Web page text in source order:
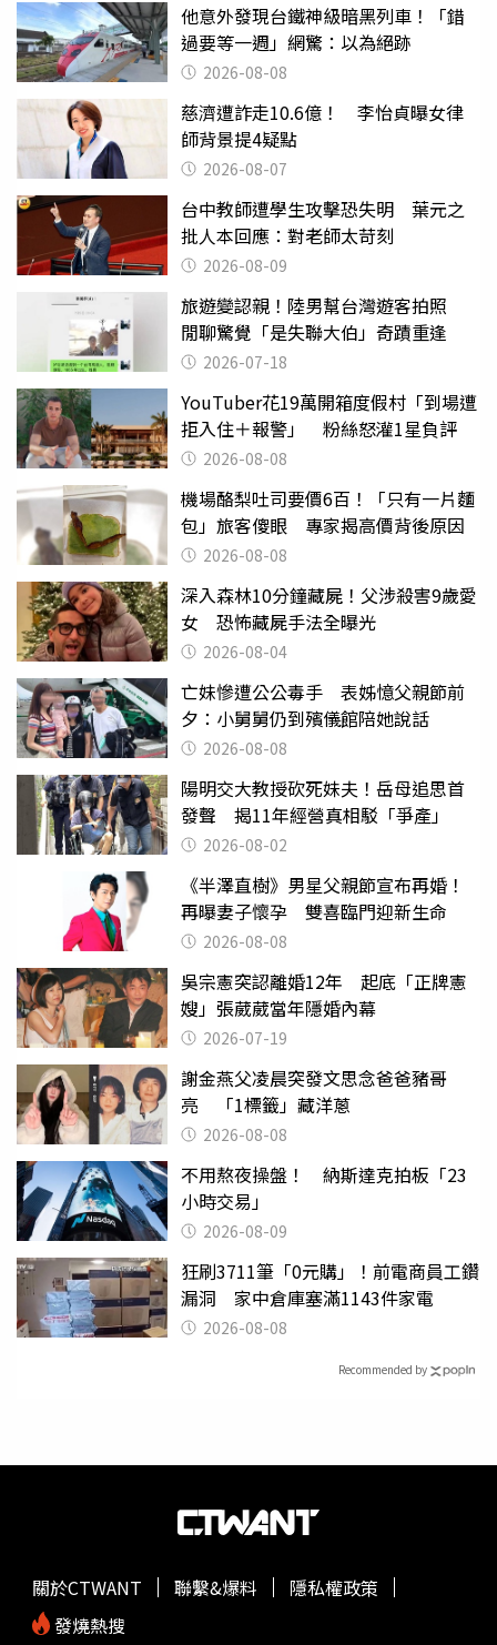
他意外發現台鐵神級暗黑列車！「錯
過要等一週」網驚：以為絕跡
2026-08-08
慈濟遭詐走10.6億！ 李怡貞曝女律
師背景提4疑點
2026-08-07
台中教師遭學生攻擊恐失明 葉元之
批人本回應：對老師太苛刻
2026-08-09
旅遊變認親！陸男幫台灣遊客拍照
閒聊驚覺「是失聯大伯」奇蹟重逢
2026-07-18
YouTuber花19萬開箱度假村「到場遭
拒入住＋報警」 粉絲怒灌1星負評
2026-08-08
機場酪梨吐司要價6百！「只有一片麵
包」旅客傻眼 專家揭高價背後原因
2026-08-08
深入森林10分鐘藏屍！父涉殺害9歲愛
女 恐怖藏屍手法全曝光
2026-08-04
亡妹慘遭公公毒手 表姊憶父親節前
夕：小舅舅仍到殯儀館陪她說話
2026-08-08
陽明交大教授砍死妹夫！岳母追思首
發聲 揭11年經營真相駁「爭產」
2026-08-02
《半澤直樹》男星父親節宣布再婚！
再曝妻子懷孕 雙喜臨門迎新生命
2026-08-08
吳宗憲突認離婚12年 起底「正牌憲
嫂」張葳葳當年隱婚內幕
2026-07-19
謝金燕父凌晨突發文思念爸爸豬哥
亮 「1標籤」藏洋蔥
2026-08-08
不用熬夜操盤！ 納斯達克拍板「23
小時交易」
2026-08-09
狂刷3711筆「0元購」！前電商員工鑽
漏洞 家中倉庫塞滿1143件家電
2026-08-08
Recommended by
關於CTWANT 聯繫&爆料
隱私權政策
發燒熱搜